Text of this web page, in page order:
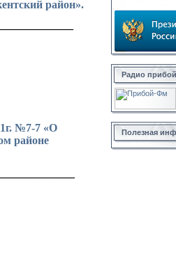
район».
№7-7 «О
районе
Радио прибой
Полезная